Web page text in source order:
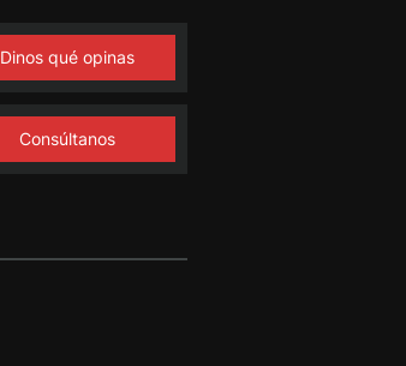
Dinos qué opinas
Consúltanos